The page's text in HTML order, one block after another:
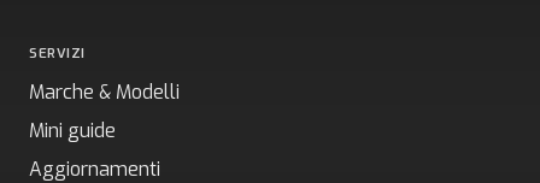
SERVIZI
Marche & Modelli
Mini guide
Aggiornamenti